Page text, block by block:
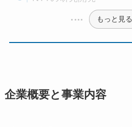
もっと見る
企業概要と事業内容